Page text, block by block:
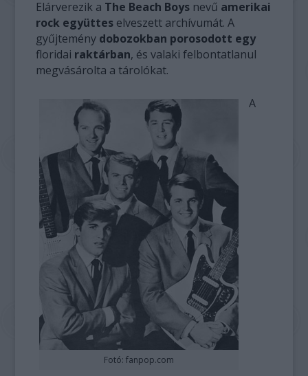
Elárverezik a The Beach Boys nevű amerikai
rock együttes elveszett archívumát. A
gyűjtemény dobozokban porosodott egy
floridai raktárban, és valaki felbontatlanul
megvásárolta a tárolókat.
Fotó: fanpop.com
A